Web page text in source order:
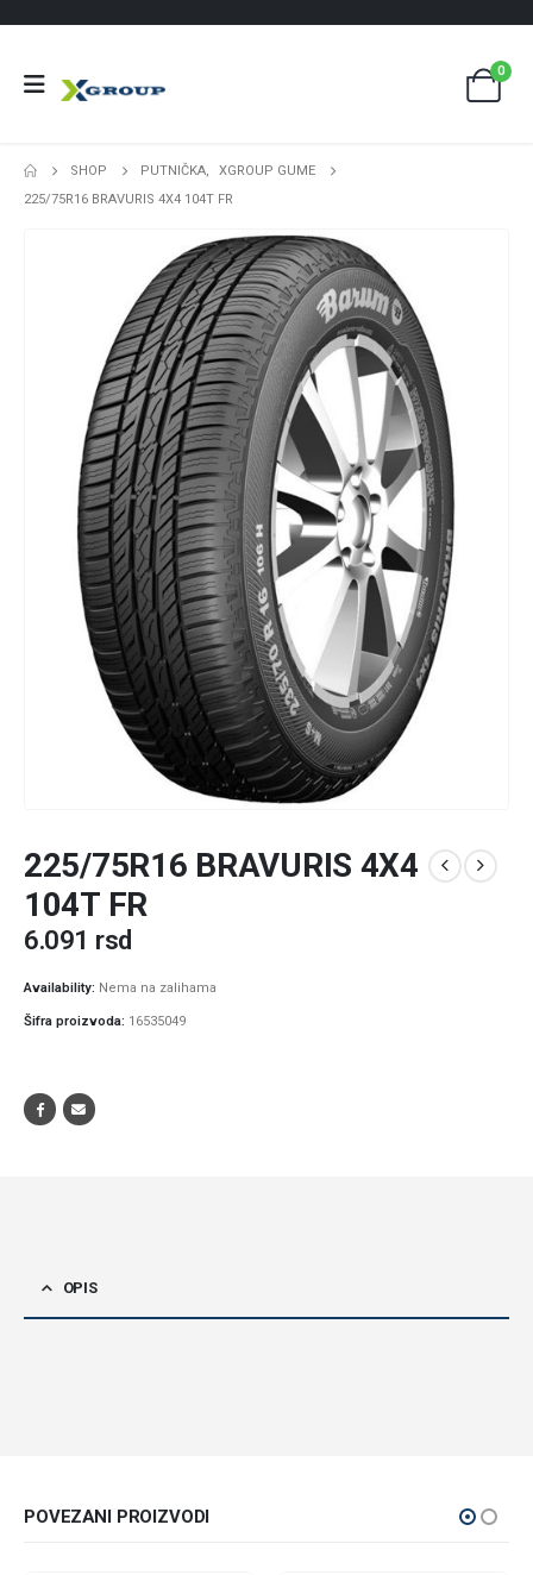
0
SHOP PUTNIČKA,
XGROUP GUME
225/75R16 BRAVURIS 4X4 104T FR
225/75R16 BRAVURIS 4X4
104T FR
6.091 rsd
Availability: Nema na zalihama
Šifra proizvoda: 16535049
OPIS
POVEZANI PROIZVODI